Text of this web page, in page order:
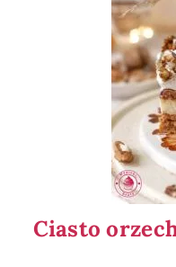
Ciasto